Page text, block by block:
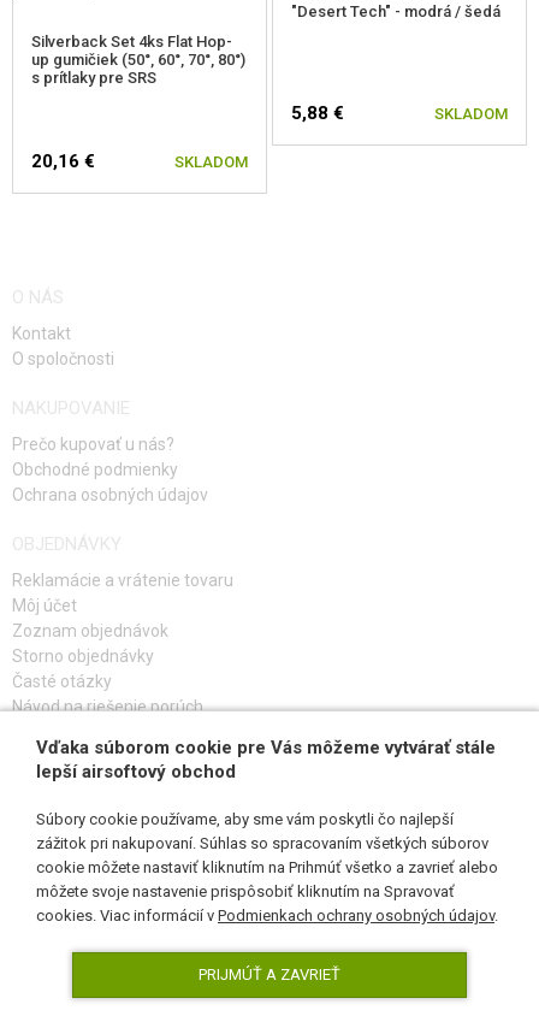
Silverback Set 4ks Flat Hop-
up gumičiek (50°, 60°, 70°, 80°)
s prítlaky pre SRS
20,16 € SKLADOM
"Desert Tech" - modrá / šedá
5,88 € SKLADOM
O NÁS
Kontakt
O spoločnosti
NAKUPOVANIE
Prečo kupovať u nás?
Obchodné podmienky
Ochrana osobných údajov
OBJEDNÁVKY
Reklamácie a vrátenie tovaru
Môj účet
Zoznam objednávok
Storno objednávky
Časté otázky
Návod na riešenie porúch
PRIHLÁS SA K ODBERU
SLEDUJ NÁS
Vďaka súborom cookie pre Vás môžeme vytvárať stále
lepší airsoftový obchod
Súbory cookie používame, aby sme vám poskytli čo najlepší
zážitok pri nakupovaní. Súhlas so spracovaním všetkých súborov
cookie môžete nastaviť kliknutím na Prihmúť všetko a zavrieť alebo
môžete svoje nastavenie prispôsobiť kliknutím na Spravovať
cookies. Viac informácií v Podmienkach ochrany osobných údajov.
PRIJMÚŤ A ZAVRIEŤ